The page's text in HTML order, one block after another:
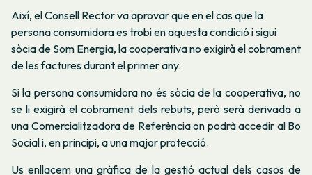
Així, el Consell Rector va aprovar que en el cas que la
persona consumidora es trobi en aquesta condició i sigui
sòcia de Som Energia, la cooperativa no exigirà el cobrament
de les factures durant el primer any.
Si la persona consumidora no és sòcia de la cooperativa, no
se li exigirà el cobrament dels rebuts, però serà derivada a
una Comercialitzadora de Referència on podrà accedir al Bo
Social i, en principi, a una major protecció.
Us enllacem una gràfica de la gestió actual dels casos de